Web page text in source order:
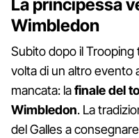
La principessa
Wimbledon
Subito dopo il
volta di un altro evento
mancata: lafinale del
Wimbledon. La
del Galles a